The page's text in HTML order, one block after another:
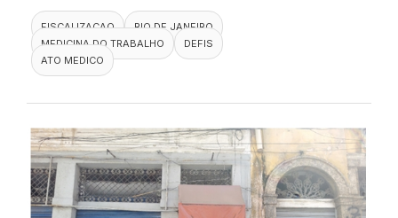
FISCALIZACAO
RIO DE JANEIRO
MEDICINA DO TRABALHO
DEFIS
ATO MEDICO